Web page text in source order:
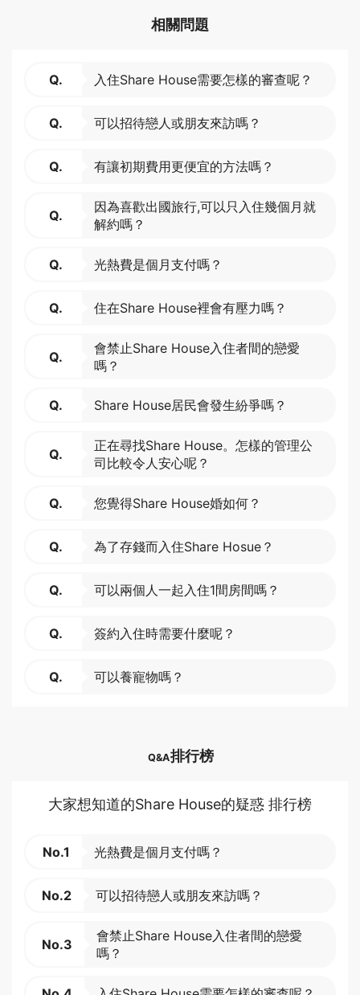
相關問題
Q. 入住Share House需要怎樣的審查呢？
Q. 可以招待戀人或朋友來訪嗎？
Q. 有讓初期費用更便宜的方法嗎？
Q.
因為喜歡出國旅行,可以只入住幾個月就
解約嗎？
Q. 光熱費是個月支付嗎？
Q. 住在Share House裡會有壓力嗎？
Q.
會禁止Share House入住者間的戀愛
嗎？
Q. Share House居民會發生紛爭嗎？
Q.
正在尋找Share House。怎樣的管理公
司比較令人安心呢？
Q. 您覺得Share House婚如何？
Q. 為了存錢而入住Share Hosue？
Q. 可以兩個人一起入住1間房間嗎？
Q. 簽約入住時需要什麼呢？
Q. 可以養寵物嗎？
Q&A排行榜
大家想知道的Share House的疑惑 排行榜
No.1 光熱費是個月支付嗎？
No.2 可以招待戀人或朋友來訪嗎？
No.3
會禁止Share House入住者間的戀愛
嗎？